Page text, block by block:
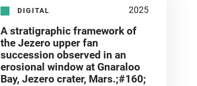
DIGITAL 2025
A stratigraphic framework of
the Jezero upper fan
succession observed in an
erosional window at Gnaraloo
Bay, Jezero crater, Mars.;#160;